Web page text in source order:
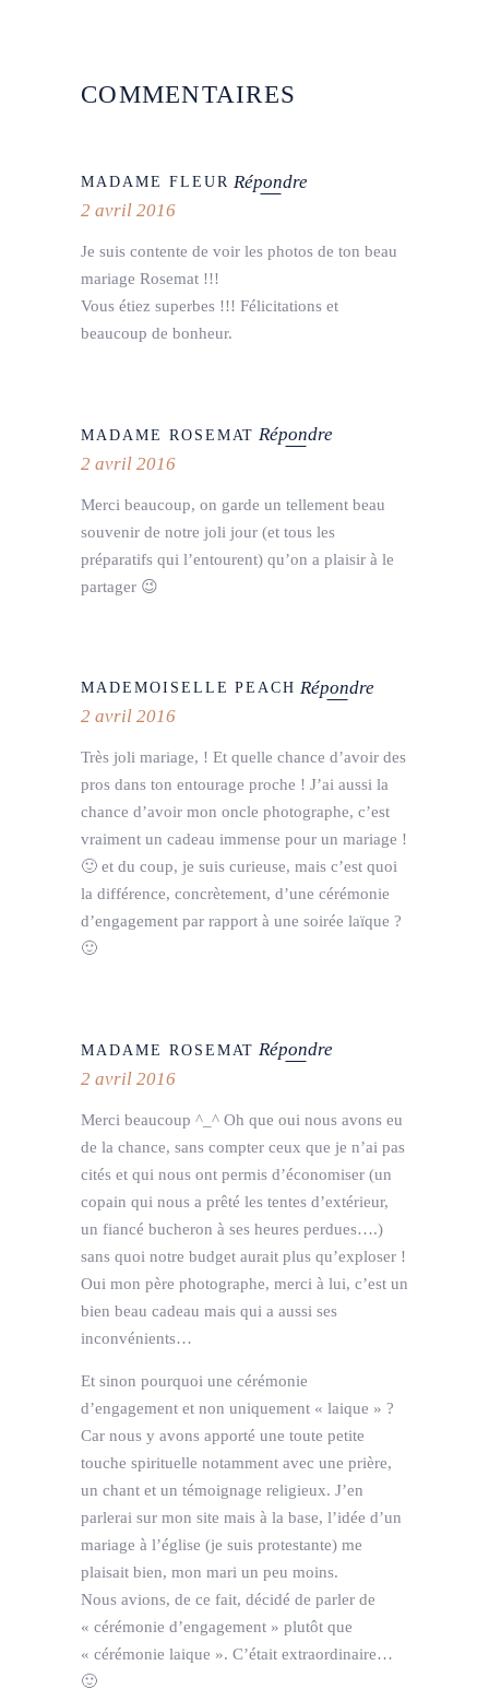
COMMENTAIRES
MADAME FLEUR Répondre
2 avril 2016
Je suis contente de voir les photos de ton beau
mariage Rosemat !!!
Vous étiez superbes !!! Félicitations et
beaucoup de bonheur.
MADAME ROSEMAT Répondre
2 avril 2016
Merci beaucoup, on garde un tellement beau
souvenir de notre joli jour (et tous les
préparatifs qui l’entourent) qu’on a plaisir à le
partager 😉
MADEMOISELLE PEACH Répondre
2 avril 2016
Très joli mariage, ! Et quelle chance d’avoir des
pros dans ton entourage proche ! J’ai aussi la
chance d’avoir mon oncle photographe, c’est
vraiment un cadeau immense pour un mariage !
🙂 et du coup, je suis curieuse, mais c’est quoi
la différence, concrètement, d’une cérémonie
d’engagement par rapport à une soirée laïque ?
🙂
MADAME ROSEMAT Répondre
2 avril 2016
Merci beaucoup ^_^ Oh que oui nous avons eu
de la chance, sans compter ceux que je n’ai pas
cités et qui nous ont permis d’économiser (un
copain qui nous a prêté les tentes d’extérieur,
un fiancé bucheron à ses heures perdues….)
sans quoi notre budget aurait plus qu’exploser !
Oui mon père photographe, merci à lui, c’est un
bien beau cadeau mais qui a aussi ses
inconvénients…
Et sinon pourquoi une cérémonie
d’engagement et non uniquement « laique » ?
Car nous y avons apporté une toute petite
touche spirituelle notamment avec une prière,
un chant et un témoignage religieux. J’en
parlerai sur mon site mais à la base, l’idée d’un
mariage à l’église (je suis protestante) me
plaisait bien, mon mari un peu moins.
Nous avions, de ce fait, décidé de parler de
« cérémonie d’engagement » plutôt que
« cérémonie laique ». C’était extraordinaire…
🙂